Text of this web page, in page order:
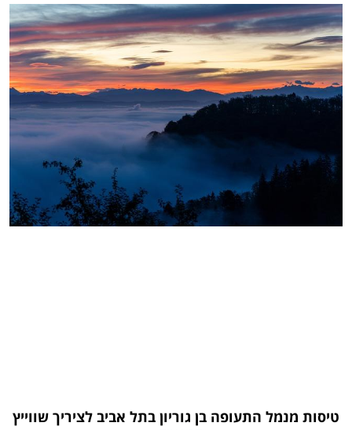
טיסות מנמל התעופה בן גוריון בתל אביב לציריך שווייץ